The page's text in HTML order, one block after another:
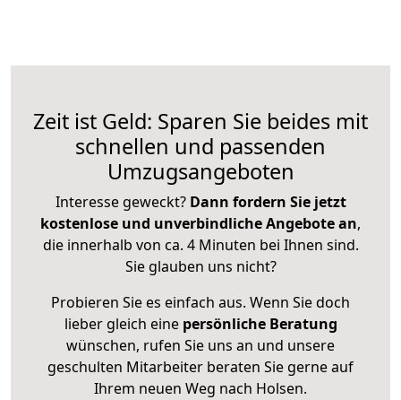
Zeit ist Geld: Sparen Sie beides mit
schnellen und passenden
Umzugsangeboten
Interesse geweckt? Dann fordern Sie jetzt
kostenlose und unverbindliche Angebote an,
die innerhalb von ca. 4 Minuten bei Ihnen sind.
Sie glauben uns nicht?
Probieren Sie es einfach aus. Wenn Sie doch
lieber gleich eine persönliche Beratung
wünschen, rufen Sie uns an und unsere
geschulten Mitarbeiter beraten Sie gerne auf
Ihrem neuen Weg nach Holsen.